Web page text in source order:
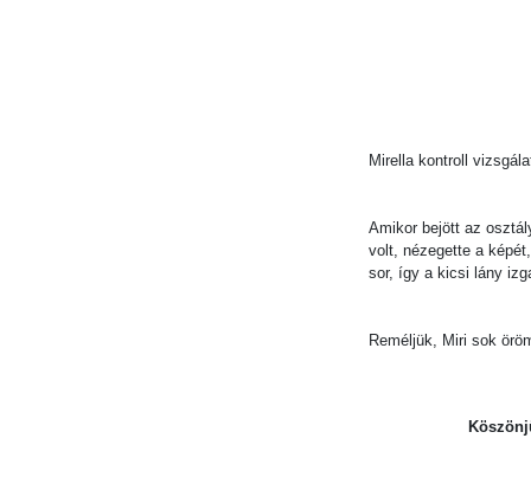
Mirella kontroll
Amikor bejött az
volt, nézegette a
sor, így a kicsi lány
Reméljük, Miri sok